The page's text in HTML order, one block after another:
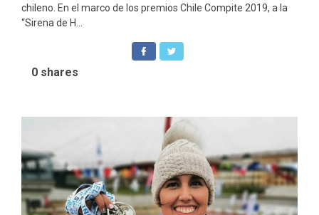
chileno. En el marco de los premios Chile Compite 2019, a la
“Sirena de H...
0 shares